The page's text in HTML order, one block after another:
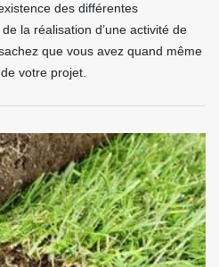
des différentes
la réalisation d’une activité de
que vous avez quand même
votre projet.